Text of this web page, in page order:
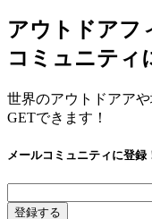
アウトドアフ
コミュニティ
世界のアウトドアア
GETできます！
メールコミュニティに登録